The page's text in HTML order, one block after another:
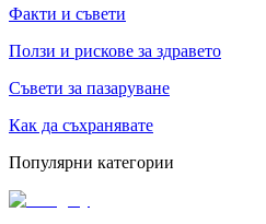
Факти и съвети
Ползи и рискове за здравето
Съвети за пазаруване
Как да съхранявате
Популярни категории